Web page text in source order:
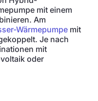
mit einem
Am
Wärmepumpe mit
Je nach
mit
oder